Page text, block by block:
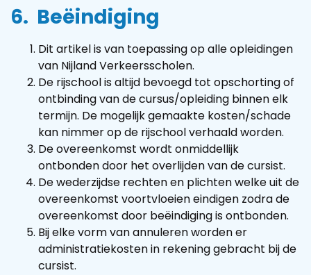
6. Beëindiging
Dit artikel is van toepassing op alle opleidingen
van Nijland Verkeersscholen.
De rijschool is altijd bevoegd tot opschorting of
ontbinding van de cursus/opleiding binnen elk
termijn. De mogelijk gemaakte kosten/schade
kan nimmer op de rijschool verhaald worden.
De overeenkomst wordt onmiddellijk
ontbonden door het overlijden van de cursist.
De wederzijdse rechten en plichten welke uit de
overeenkomst voortvloeien eindigen zodra de
overeenkomst door beëindiging is ontbonden.
Bij elke vorm van annuleren worden er
administratiekosten in rekening gebracht bij de
cursist.